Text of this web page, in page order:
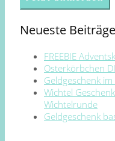
Neueste Beiträge
FREEBIE
Osterkörbchen
Geldgeschenk
Wichtel
Wichtelrunde
Geldgeschenk